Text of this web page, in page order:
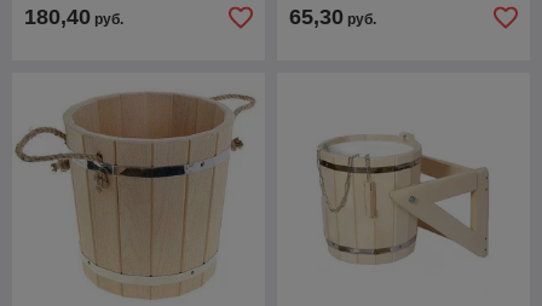
180,40 руб. 65,30 руб.